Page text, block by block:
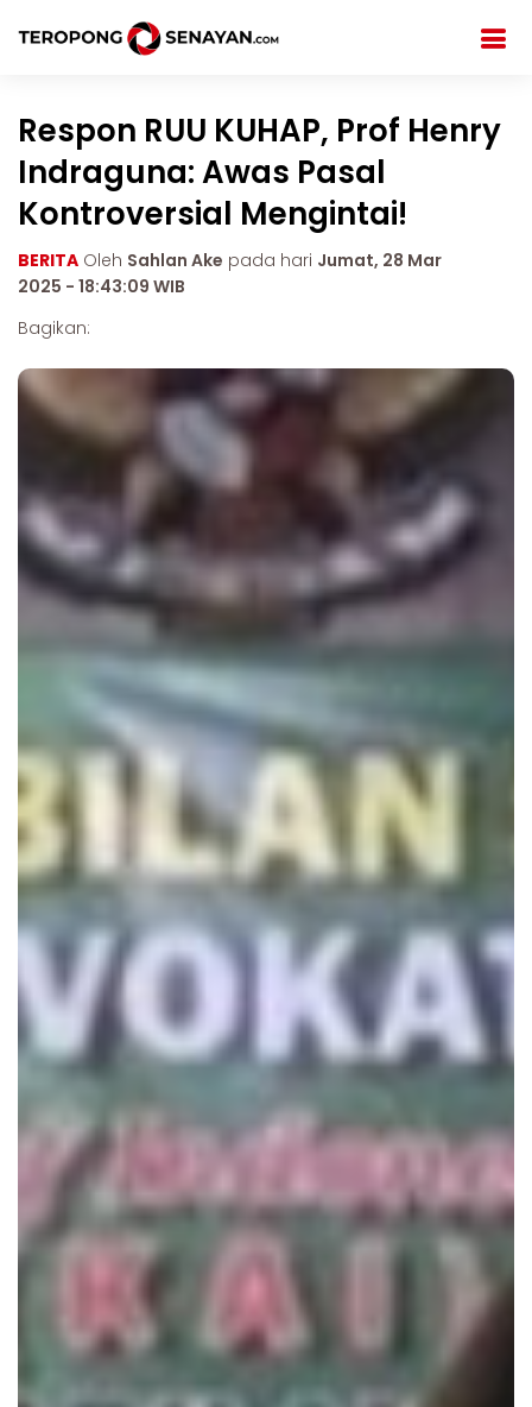
Respon RUU KUHAP, Prof Henry
Indraguna: Awas Pasal
Kontroversial Mengintai!
BERITA Oleh Sahlan Ake pada hari Jumat, 28 Mar
2025 - 18:43:09 WIB
Bagikan: